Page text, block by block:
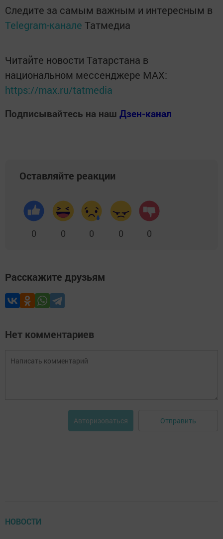
Следите за самым важным и интересным в
Telegram-канале Татмедиа
Читайте новости Татарстана в
национальном мессенджере MАХ:
https://max.ru/tatmedia
Подписывайтесь на наш Дзен-канал
Оставляйте реакции
0 0 0 0 0
Расскажите друзьям
Нет комментариев
Авторизоваться Отправить
НОВОСТИ